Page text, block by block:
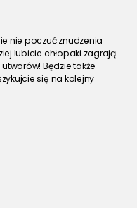
nie poczuć znudzenia
lubicie chłopaki zagrają
Będzie także
się na kolejny